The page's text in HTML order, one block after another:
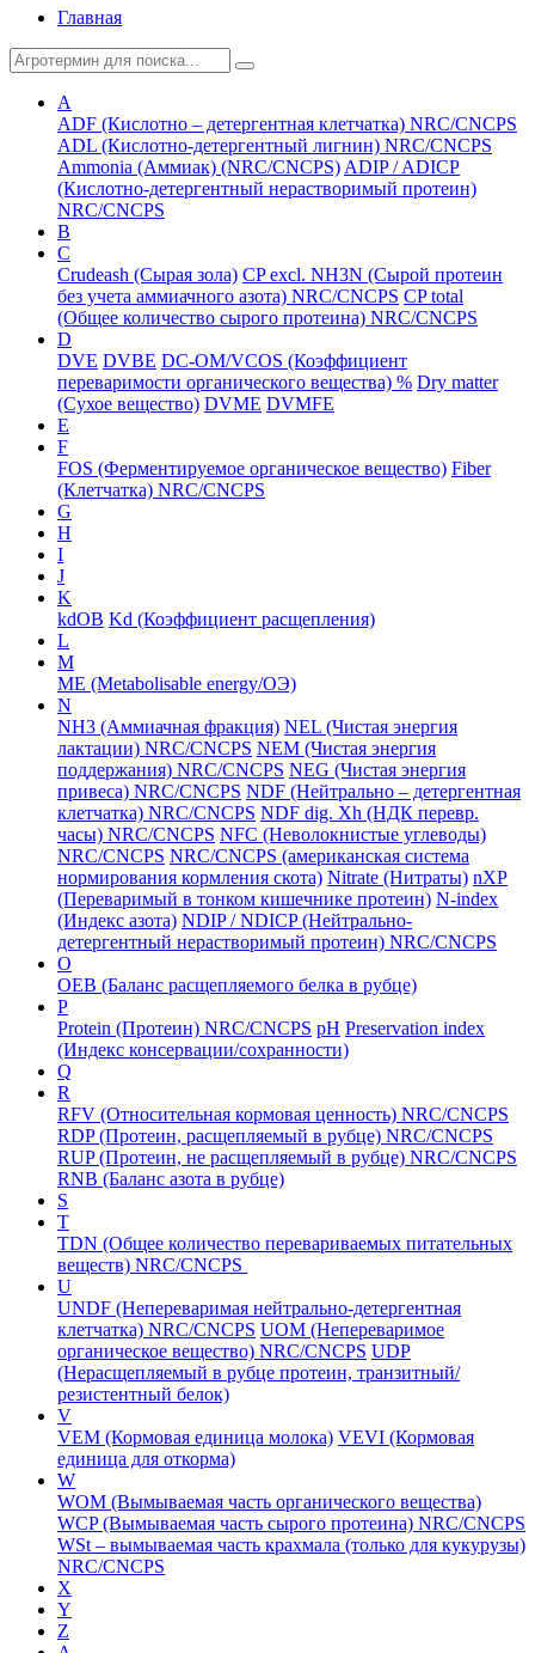
Главная
A
ADF (Кислотно – детергентная клетчатка) NRC/CNCPS
ADL (Кислотно-детергентный лигнин) NRC/CNCPS
Ammonia (Аммиак) (NRC/CNCPS) ADIP / ADICP
(Кислотно-детергентный нерастворимый протеин)
NRC/CNCPS
B
C
Crudeash (Сырая зола) CP excl. NH3N (Сырой протеин
без учета аммиачного азота) NRC/CNCPS CP total
(Общее количество сырого протеина) NRC/CNCPS
D
DVE DVBE DC-OM/VCOS (Коэффициент
переваримости органического вещества) % Dry matter
(Сухое вещество) DVME DVMFE
E
F
FOS (Ферментируемое органическое вещество) Fiber
(Клетчатка) NRC/CNCPS
G
H
I
J
K
kdOB Kd (Коэффициент расщепления)
L
M
ME (Metabolisable energy/ОЭ)
N
NH3 (Аммиачная фракция) NEL (Чистая энергия
лактации) NRC/CNCPS NEM (Чистая энергия
поддержания) NRC/CNCPS NEG (Чистая энергия
привеса) NRC/CNCPS NDF (Нейтрально – детергентная
клетчатка) NRC/CNCPS NDF dig. Xh (НДК перевр.
часы) NRC/CNCPS NFC (Неволокнистые углеводы)
NRC/CNCPS NRC/CNCPS (американская система
нормирования кормления скота) Nitrate (Нитраты) nXP
(Переваримый в тонком кишечнике протеин) N-index
(Индекс азота) NDIP / NDICP (Нейтрально-
детергентный нерастворимый протеин) NRC/CNCPS
O
ОЕВ (Баланс расщепляемого белка в рубце)
P
Protein (Протеин) NRC/CNCPS рН Preservation index
(Индекс консервации/сохранности)
Q
R
RFV (Относительная кормовая ценность) NRC/CNCPS
RDP (Протеин, расщепляемый в рубце) NRC/CNCPS
RUP (Протеин, не расщепляемый в рубце) NRC/CNCPS
RNB (Баланс азота в рубце)
S
T
TDN (Общее количество перевариваемых питательных
веществ) NRC/CNCPS
U
UNDF (Непереваримая нейтрально-детергентная
клетчатка) NRC/CNCPS UOM (Непереваримое
органическое вещество) NRC/CNCPS UDP
(Нерасщепляемый в рубце протеин, транзитный/
резистентный белок)
V
VEM (Кормовая единица молока) VEVI (Кормовая
единица для откорма)
W
WOM (Вымываемая часть органического вещества)
WCP (Вымываемая часть сырого протеина) NRC/CNCPS
WSt – вымываемая часть крахмала (только для кукурузы)
NRC/CNCPS
X
Y
Z